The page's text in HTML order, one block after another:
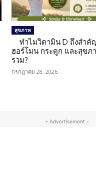
สุขภาพ
ทำไมวิตามิน D ถึงสำคั
ฮอร์โมน กระดูก และสุขภ
รวม?
กรกฎาคม 28, 2026
- Advertisement -